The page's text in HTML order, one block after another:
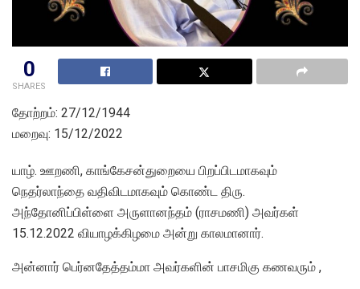
0
SHARES
தோற்றம்: 27/12/1944
மறைவு: 15/12/2022
யாழ். ஊறணி, காங்கேசன்துறையை பிறப்பிடமாகவும்
நெதர்லாந்தை வதிவிடமாகவும் கொண்ட திரு.
அந்தோனிப்பிள்ளை அருளானந்தம் (ராசமணி) அவர்கள்
15.12.2022 வியாழக்கிழமை அன்று காலமானார்.
அன்னார் பெர்னதேத்தம்மா அவர்களின் பாசமிகு கணவரும் ,